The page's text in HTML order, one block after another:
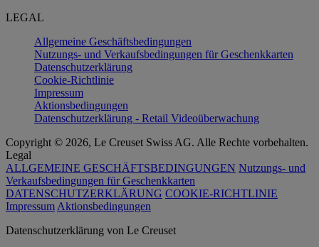
LEGAL
Allgemeine Geschäftsbedingungen
Nutzungs- und Verkaufsbedingungen für Geschenkkarten
Datenschutzerklärung
Cookie-Richtlinie
Impressum
Aktionsbedingungen
Datenschutzerklärung - Retail Videoüberwachung
Copyright © 2026, Le Creuset Swiss AG. Alle Rechte vorbehalten.
Legal
ALLGEMEINE GESCHÄFTSBEDINGUNGEN Nutzungs- und
Verkaufsbedingungen für Geschenkkarten
DATENSCHUTZERKLÄRUNG COOKIE-RICHTLINIE
Impressum Aktionsbedingungen
Datenschutz­erklärung von Le Creuset